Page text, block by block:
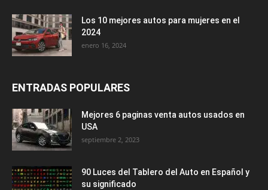
Los 10 mejores autos para mujeres en el
2024
enero 16, 2024
ENTRADAS POPULARES
Mejores 6 paginas venta autos usados en
USA
septiembre 2, 2023
90 Luces del Tablero del Auto en Español y
su significado